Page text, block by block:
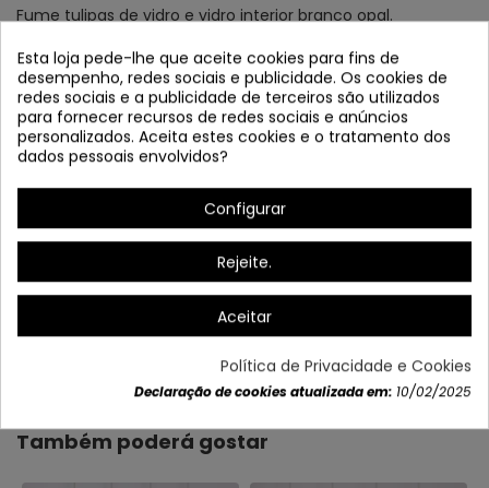
Fume tulipas de vidro e vidro interior branco opal.
Também poderá gostar
Esta loja pede-lhe que aceite cookies para fins de
desempenho, redes sociais e publicidade. Os cookies de
redes sociais e a publicidade de terceiros são utilizados
para fornecer recursos de redes sociais e anúncios
personalizados. Aceita estes cookies e o tratamento dos
dados pessoais envolvidos?
Configurar
Rejeite.
Aceitar
Política de Privacidade e Cookies
Declaração de cookies atualizada em: 10/02/2025